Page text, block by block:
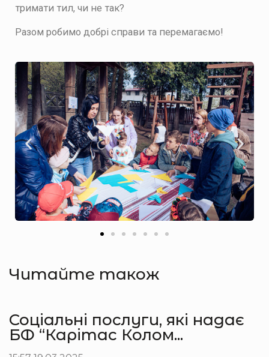
тримати тил, чи не так?
Разом робимо добрі справи та перемагаємо!
Читайте також
Соціальні послуги, які надає
БФ “Карітас Колом...